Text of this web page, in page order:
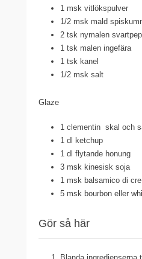
1 msk vitlökspulver
1/2 msk mald
2 tsk nymalen
1 tsk malen ingefära
1 tsk kanel
1/2 msk salt
Glaze
1 clementin skal och
1 dl
ketchup
1 dl flytande honung
3 msk kinesisk soja
1 msk balsamico di
5 msk bourbon eller
Gör så här
Blanda ingredienserna